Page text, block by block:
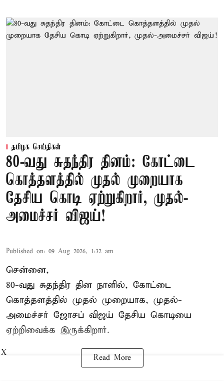
தமிழக செய்திகள்
80-வது சுதந்திர தினம்: கோட்டை
கொத்தளத்தில் முதல் முறையாக
தேசிய கொடி ஏற்றுகிறார், முதல்-
அமைச்சர் விஜய்!
Published on: 09 Aug 2026, 1:32 am
சென்னை,
80-வது சுதந்திர தின நாளில், கோட்டை
கொத்தளத்தில் முதல் முறையாக, முதல்-
அமைச்சர் ஜோசப் விஜய் தேசிய கொடியை
ஏற்றிவைக்க இருக்கிறார்.
Read More
X